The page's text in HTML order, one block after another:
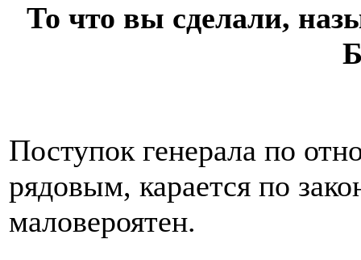
То что вы сделали,
Поступок генерала по
рядовым, карается по
маловероятен.